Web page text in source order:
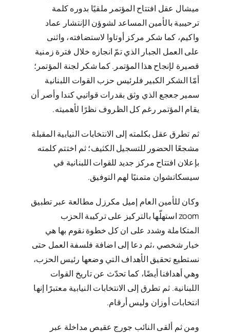
ميشال عقل افتتاح المؤتمر ملقيًا بدوره كلمة
ترحيبية بالأمين المساعد لشوؤن الإنتشار عماد
واكيم، كما شكر مركز أوتاوا لاستضافته، واثنى
على العمل الجبار الذي تمّ انجازه خلال فترة زمنية
قصيرة لإنجاح هذا المؤتمر. كما شكر لجنة المؤتمر؛
أمّا الشكر الكبير فلرئيس حزب القوات اللبنانية
سمير جعجع الذي وثق بقدرات قواتيي كندا وأصر أن
يقام المؤتمر رغم كل الظروف نظرًا لأهميته.
ثم تطرق عقل بكلمته إلى الانتخابات النيابية المقبلة
مشجعًا الحضور للتسجيل الكثيف؛ ثم اختتم كلمته
بإعلان افتتاح مركز جديد للقوات اللبنانية في
سيسكاتشوان متمنيًا لهم التوفيق.
وكان للأمين العام إميل مكرزل مطالعة عبر تطبيق
zoom استهلّها بالتركيز على تركيبة الحزب
المتكاملة وشدد على ان كل خطوة نقوم بها هي
خيار شخصي ،ثم دعا إلى اضافة فلسفة العمل حتى
نستطيع تحقيق الأهداف التي وضعها رئيس الحزب،
وهي أهدافنا أيضًا، كما تحدّث عن تاريخ القوات
اللبنانية. ثم تطرق إلى الانتخابات النيابية معتبرًا إنها
انتخابات أوزان وليس أرقام.
ومن ثم ألقى النائب جورج عقيص مداخلة عبر